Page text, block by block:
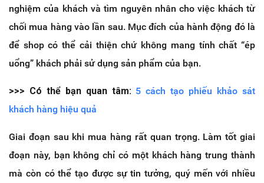
nghiệm của khách và tìm nguyên nhân cho việc khách từ
chối mua hàng vào lần sau. Mục đích của hành động đó là
để shop có thể cải thiện chứ không mang tính chất “ép
uổng” khách phải sử dụng sản phẩm của bạn.
>>> Có thể bạn quan tâm: 5 cách tạo phiếu khảo sát
khách hàng hiệu quả
Giai đoạn sau khi mua hàng rất quan trọng. Làm tốt giai
đoạn này, bạn không chỉ có một khách hàng trung thành
mà còn có thể tạo được sự tin tưởng, quý mến với nhiều